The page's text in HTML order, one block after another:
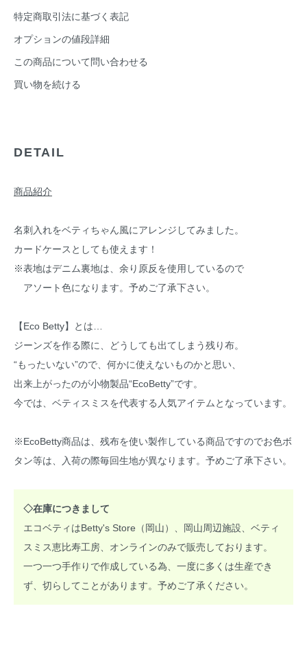
特定商取引法に基づく表記
オプションの値段詳細
この商品について問い合わせる
買い物を続ける
DETAIL
商品紹介
名刺入れをベティちゃん風にアレンジしてみました。
カードケースとしても使えます！
※表地はデニム裏地は、余り原反を使用しているので
アソート色になります。予めご了承下さい。
【Eco Betty】とは…
ジーンズを作る際に、どうしても出てしまう残り布。
“もったいない”ので、何かに使えないものかと思い、
出来上がったのが小物製品“EcoBetty”です。
今では、ベティスミスを代表する人気アイテムとなっています。
※EcoBetty商品は、残布を使い製作している商品ですのでお色ボ
タン等は、入荷の際毎回生地が異なります。予めご了承下さい。
◇在庫につきまして
エコベティはBetty's Store（岡山）、岡山周辺施設、ベティ
スミス恵比寿工房、オンラインのみで販売しております。
一つ一つ手作りで作成している為、一度に多くは生産でき
ず、切らしてことがあります。予めご了承ください。